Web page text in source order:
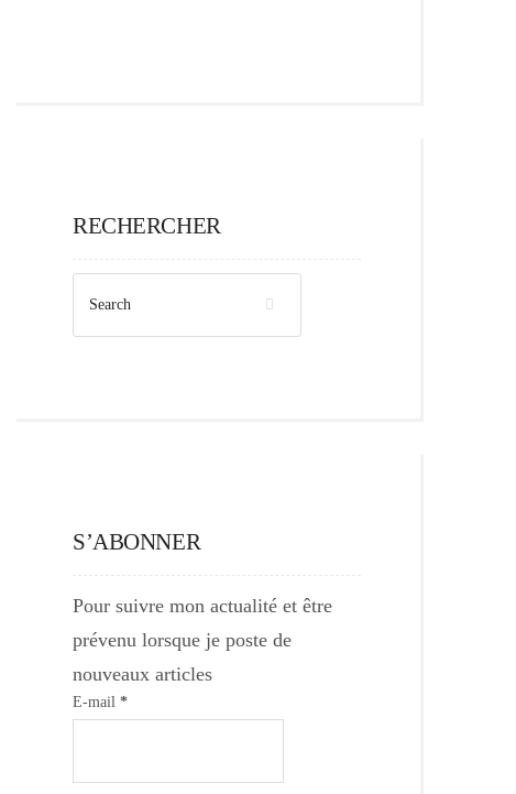
RECHERCHER
S’ABONNER
Pour suivre mon actualité et être
prévenu lorsque je poste de
nouveaux articles
E-mail *